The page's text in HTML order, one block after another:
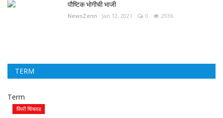
पौष्टिक भोगीची भाजी
NewsZenn Jan 12, 2021 0 2936
TERM
Term
पिंपरी चिंचवड